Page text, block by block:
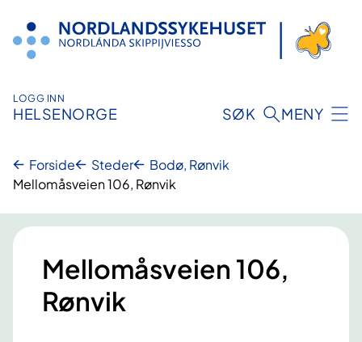
innhold
LOGG INN
HELSENORGE SØK MENY
Forside Steder
Bodø, Rønvik
Mellomåsveien 106, Rønvik
Mellomåsveien 106,
Rønvik